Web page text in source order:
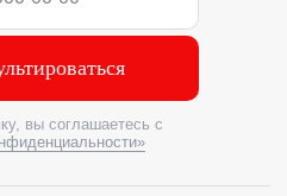
вы соглашаетесь с